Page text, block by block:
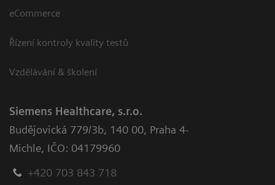
eCommerce
Řízení kontroly kvality testů
Vzdělávání & školení
Siemens Healthcare, s.r.o.
Budějovická 779/3b, 140 00, Praha 4-
Michle, IČO: 04179960
+420 703 843 718